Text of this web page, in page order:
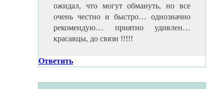
ожидал, что могут обмануть, но все
очень честно и быстро… однозначно
рекомендую… приятно удивлен…
красавцы, до связи !!!!!
Ответить